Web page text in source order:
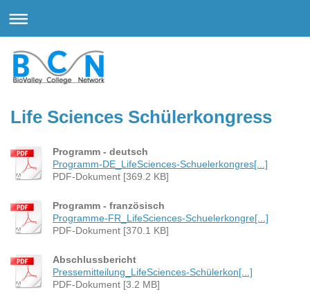
Life Sciences Schülerkongress
Programm - deutsch
Programm-DE_LifeSciences-Schuelerkongres[...]
PDF-Dokument [369.2 KB]
Programm - französisch
Programme-FR_LifeSciences-Schuelerkongre[...]
PDF-Dokument [370.1 KB]
Abschlussbericht
Pressemitteilung_LifeSciences-Schülerkon[...]
PDF-Dokument [3.2 MB]